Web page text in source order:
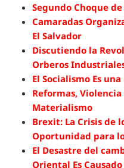
Segundo Choque
Camaradas
El Salvador
Discutiendo la
Orberos
El Socialismo Es
Reformas,
Materialismo
Brexit: La Crisis de
Oportunidad para
El Desastre del
Oriental Es